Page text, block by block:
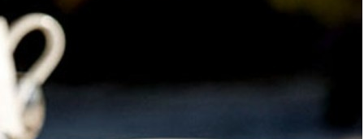
Тарелка PEP241-CRM(PEP241-03317R), 24,2 см,
керамика, Cream, Costa Nova
Быстрый просмотр
4 060
Скидка!